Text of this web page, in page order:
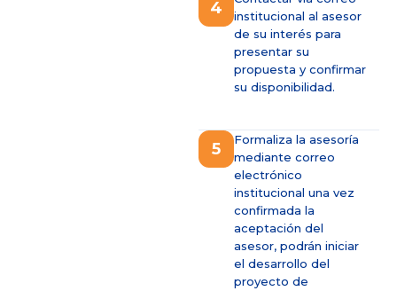
4
institucional al asesor
de su interés para
presentar su
propuesta y confirmar
su disponibilidad.
5
Formaliza la asesoría
mediante correo
electrónico
institucional una vez
confirmada la
aceptación del
asesor, podrán iniciar
el desarrollo del
proyecto de